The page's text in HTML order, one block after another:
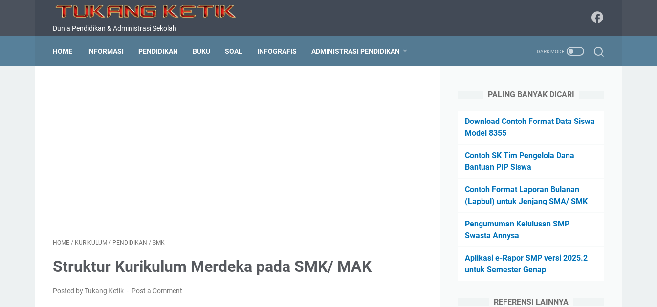
Dunia Pendidikan & Administrasi Sekolah
HOME INFORMASI PENDIDIKAN BUKU SOAL INFOGRAFIS ADMINISTRASI PENDIDIKAN
HOME / KURIKULUM / PENDIDIKAN / SMK
Struktur Kurikulum Merdeka pada SMK/ MAK
Posted by Tukang Ketik Post a Comment
PALING BANYAK DICARI
Download Contoh Format Data Siswa
Model 8355
Contoh SK Tim Pengelola Dana
Bantuan PIP Siswa
Contoh Format Laporan Bulanan
(Lapbul) untuk Jenjang SMA/ SMK
Pengumuman Kelulusan SMP
Swasta Annysa
Aplikasi e-Rapor SMP versi 2025.2
untuk Semester Genap
REFERENSI LAINNYA